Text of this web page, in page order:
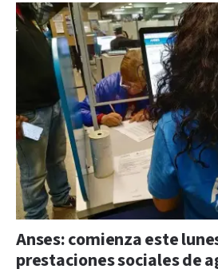
Anses: comienza este
prestaciones sociales de